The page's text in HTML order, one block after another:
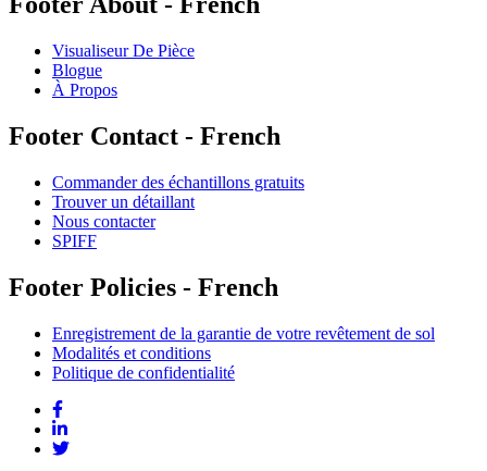
Visualiseur De Pièce
Blogue
À Propos
Footer Contact - French
Commander des échantillons gratuits
Trouver un détaillant
Nous contacter
SPIFF
Footer Policies - French
Enregistrement de la garantie de votre revêtement de sol
Modalités et conditions
Politique de confidentialité